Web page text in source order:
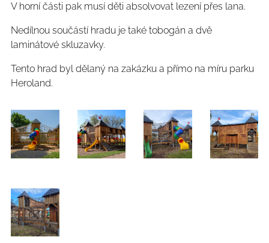
V horní části pak musí děti absolvovat lezení přes lana.
Nedílnou součástí hradu je také tobogán a dvě
laminátové skluzavky.
Tento hrad byl dělaný na zakázku a přímo na míru parku
Heroland.